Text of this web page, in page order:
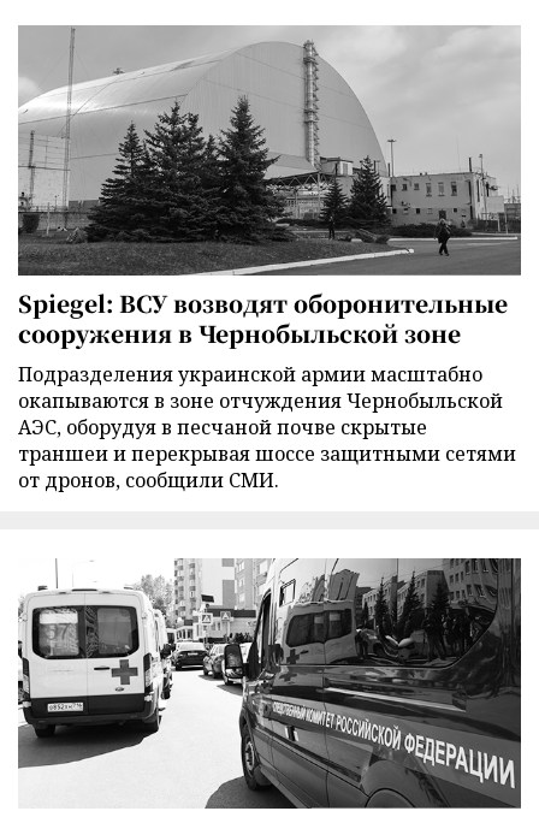
Spiegel: ВСУ возводят оборонительные
сооружения в Чернобыльской зоне
Подразделения украинской армии масштабно
окапываются в зоне отчуждения Чернобыльской
АЭС, оборудуя в песчаной почве скрытые
траншеи и перекрывая шоссе защитными сетями
от дронов, сообщили СМИ.